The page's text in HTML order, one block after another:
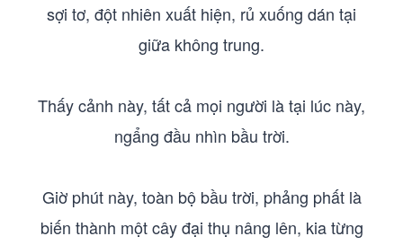
sợi tơ, đột nhiên xuất hiện, rủ xuống dán tại
giữa không trung.
Thấy cảnh này, tất cả mọi người là tại lúc này,
ngẩng đầu nhìn bầu trời.
Giờ phút này, toàn bộ bầu trời, phảng phất là
biến thành một cây đại thụ nâng lên, kia từng